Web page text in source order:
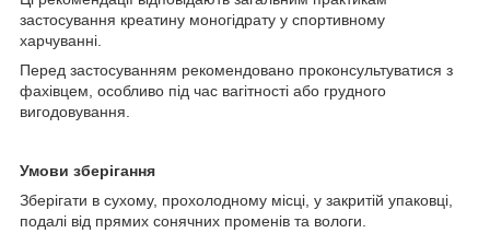
застосування креатину моногідрату у спортивному
харчуванні.
Перед застосуванням рекомендовано проконсультуватися з
фахівцем, особливо під час вагітності або грудного
вигодовування.
Умови зберігання
Зберігати в сухому, прохолодному місці, у закритій упаковці,
подалі від прямих сонячних променів та вологи.